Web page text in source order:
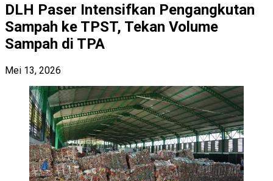
DLH Paser Intensifkan Pengangkutan
Sampah ke TPST, Tekan Volume
Sampah di TPA
Mei 13, 2026